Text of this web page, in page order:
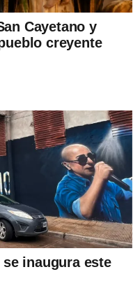
Cayetano y
creyente
inaugura este